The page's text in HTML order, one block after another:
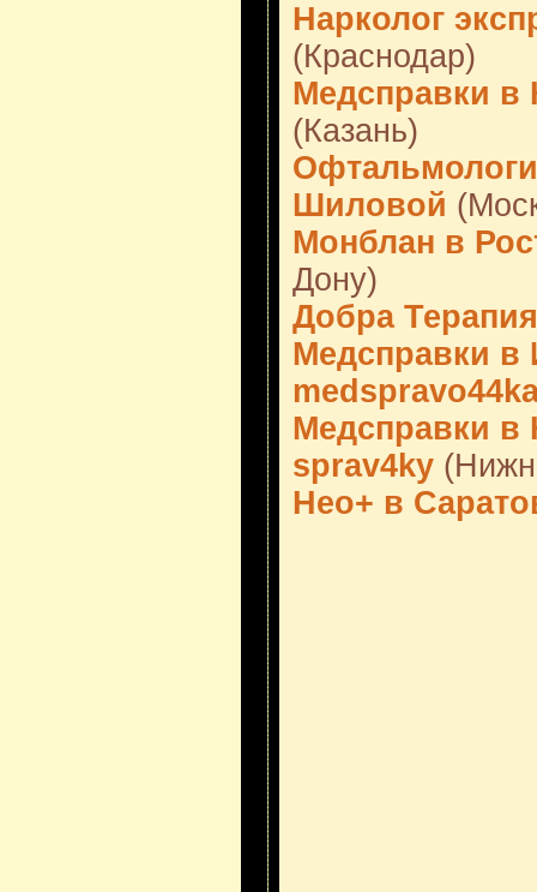
Нарколог
(Краснодар)
Медсправки в
(Казань)
Шиловой
Монблан в
Дону)
Добра Терапия
Медсправки в
Медсправки в
sprav4ky
Нео+ в